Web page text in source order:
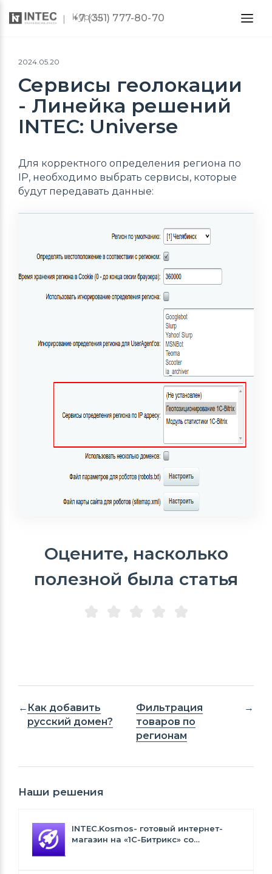
Курсы
+7 (351) 777-80-70
2024.05.20
Сервисы геолокации
- Линейка решений
INTEC: Universe
Для корректного определения региона по
IP, необходимо выбрать сервисы, которые
будут передавать данные:
Оцените, насколько
полезной была статья
Как добавить
русский домен?
Фильтрация
товаров по
регионам
Наши решения
INTEC.Kosmos- готовый интернет-
магазин на «1С-Битрикс» со